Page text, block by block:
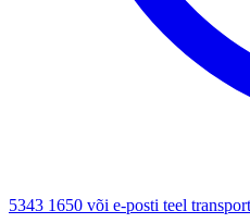
5343 1650 või e-posti teel